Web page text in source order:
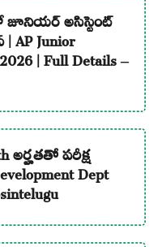
అసిస్టెంట్
AP Junior
| Full Details –
పరీక్ష
Dept